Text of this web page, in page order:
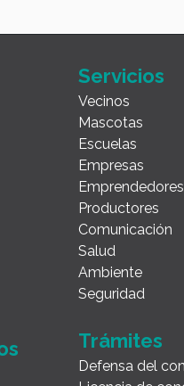
Servicios
Vecinos
Mascotas
Escuelas
Empresas
Emprendedores
Productores
Comunicación
Salud
Ambiente
Seguridad
Trámites
Defensa del